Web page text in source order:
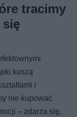
tracimy
się
kuszą
i
nie kupować
– zdarza się,